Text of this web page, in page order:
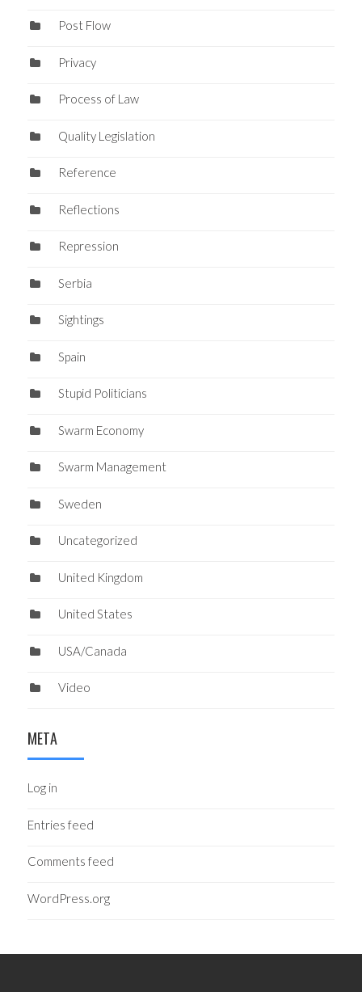
Post Flow
Privacy
Process of Law
Quality Legislation
Reference
Reflections
Repression
Serbia
Sightings
Spain
Stupid Politicians
Swarm Economy
Swarm Management
Sweden
Uncategorized
United Kingdom
United States
USA/Canada
Video
META
Log in
Entries feed
Comments feed
WordPress.org